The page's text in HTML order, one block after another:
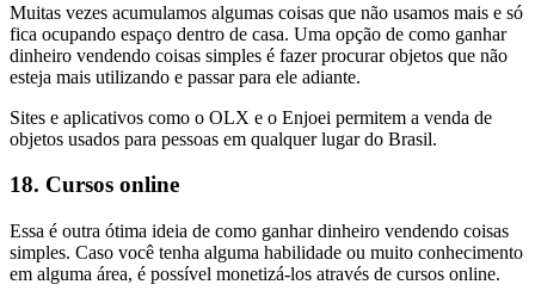
Muitas vezes acumulamos algumas coisas que não usamos mais e só
fica ocupando espaço dentro de casa. Uma opção de como ganhar
dinheiro vendendo coisas simples é fazer procurar objetos que não
esteja mais utilizando e passar para ele adiante.
Sites e aplicativos como o OLX e o Enjoei permitem a venda de
objetos usados para pessoas em qualquer lugar do Brasil.
18. Cursos online
Essa é outra ótima ideia de como ganhar dinheiro vendendo coisas
simples. Caso você tenha alguma habilidade ou muito conhecimento
em alguma área, é possível monetizá-los através de cursos online.